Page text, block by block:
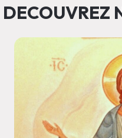
DECOUVREZ